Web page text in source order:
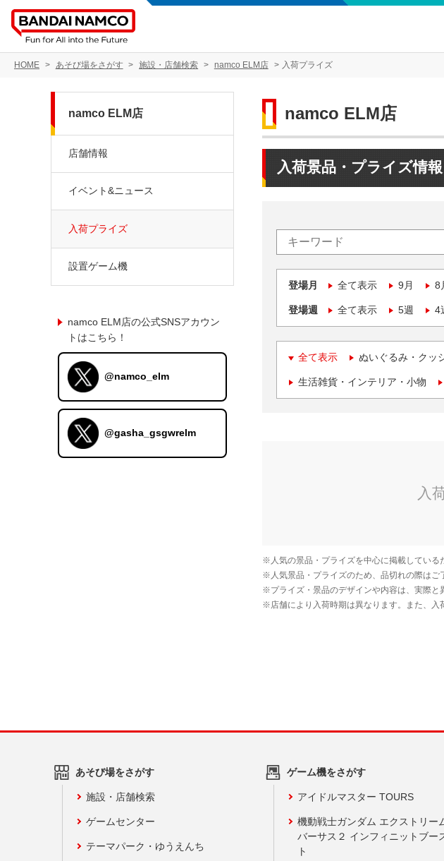
HOME あそび場をさがす 施設・店舗検索 namco ELM店 入荷プライズ
namco ELM店
入荷景品・プライズ情報
登場月 全て表示 9月 8
登場週 全て表示 5週 4
全て表示 ぬいぐるみ・クッ
生活雑貨・インテリア・小物
namco ELM店
店舗情報
イベント&ニュース
入荷プライズ
設置ゲーム機
namco ELM店の公式SNSアカウン
トはこちら！
@namco_elm
@gasha_gsgwrelm
あそび場をさがす
施設・店舗検索
ゲームセンター
テーマパーク・ゆうえんち
ゲーム機をさがす
アイドルマスター TOURS
機動戦士ガンダム エクストリー
バーサス２ インフィニットブー
ト